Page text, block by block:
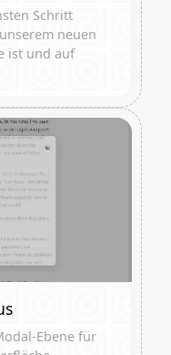
Schritt
neuen
ist und auf
Ebene für